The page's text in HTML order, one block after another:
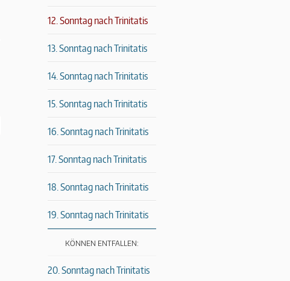
12. Sonntag nach Trinitatis
13. Sonntag nach Trinitatis
14. Sonntag nach Trinitatis
15. Sonntag nach Trinitatis
16. Sonntag nach Trinitatis
17. Sonntag nach Trinitatis
18. Sonntag nach Trinitatis
19. Sonntag nach Trinitatis
KÖNNEN ENTFALLEN:
20. Sonntag nach Trinitatis